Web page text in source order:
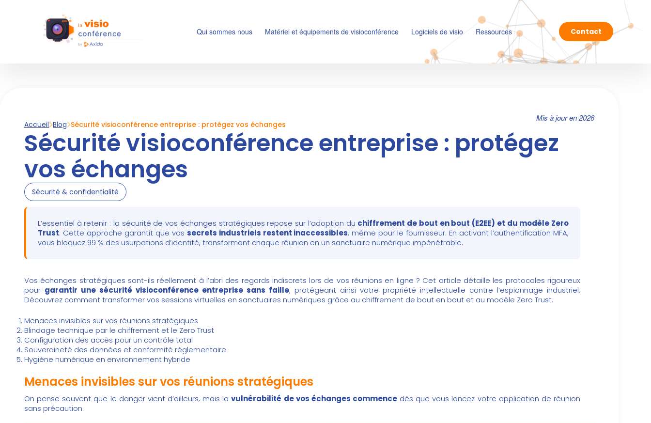
Qui sommes nous Matériel et équipements de visioconférence Logiciels de visio Ressources Contact
Mis à jour en 2026
Accueil Blog Sécurité visioconférence entreprise : protégez vos échanges
Sécurité visioconférence entreprise : protégez
vos échanges
Sécurité & confidentialité
L’essentiel à retenir : la sécurité de vos échanges stratégiques repose sur l’adoption du chiffrement de bout en bout (E2EE) et du modèle Zero
Trust. Cette approche garantit que vos secrets industriels restent inaccessibles, même pour le fournisseur. En activant l’authentification MFA,
vous bloquez 99 % des usurpations d’identité, transformant chaque réunion en un sanctuaire numérique impénétrable.
Vos échanges stratégiques sont-ils réellement à l’abri des regards indiscrets lors de vos réunions en ligne ? Cet article détaille les protocoles rigoureux
pour garantir une sécurité visioconférence entreprise sans faille, protégeant ainsi votre propriété intellectuelle contre l’espionnage industriel.
Découvrez comment transformer vos sessions virtuelles en sanctuaires numériques grâce au chiffrement de bout en bout et au modèle Zero Trust.
Menaces invisibles sur vos réunions stratégiques
Blindage technique par le chiffrement et le Zero Trust
Configuration des accès pour un contrôle total
Souveraineté des données et conformité réglementaire
Hygiène numérique en environnement hybride
Menaces invisibles sur vos réunions stratégiques
On pense souvent que le danger vient d’ailleurs, mais lavulnérabilité de vos échanges commencedès que vous lancez votre application de réunion
sans précaution.